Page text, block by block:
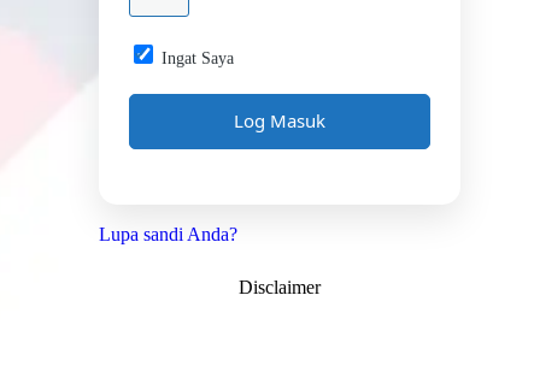
Ingat Saya
Lupa sandi Anda?
Disclaimer